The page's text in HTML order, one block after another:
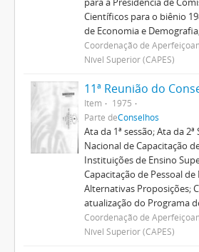
Científicos para o biênio
de Economia e
Coordenação de
Nível Superior (CAPES)
Item
1975
Parte deConselhos
Ata da 1ª sessão; Ata da
Nacional de Capacitação
Instituições de Ensino
Capacitação de Pessoal
Alternativas Proposições;
atualização do Programa
Coordenação de
Nível Superior (CAPES)